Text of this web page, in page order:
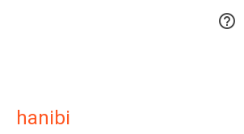

hanibi